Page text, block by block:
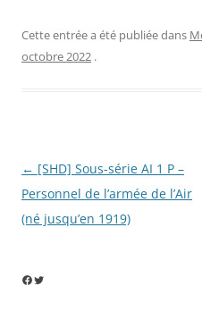
Cette entrée a été publiée dans
octobre 2022 .
Navigation
des
articles
← [SHD] Sous-série AI 1 P –
Personnel de l’armée de l’Air
(né jusqu’en 1919)
Facebook
Twitter